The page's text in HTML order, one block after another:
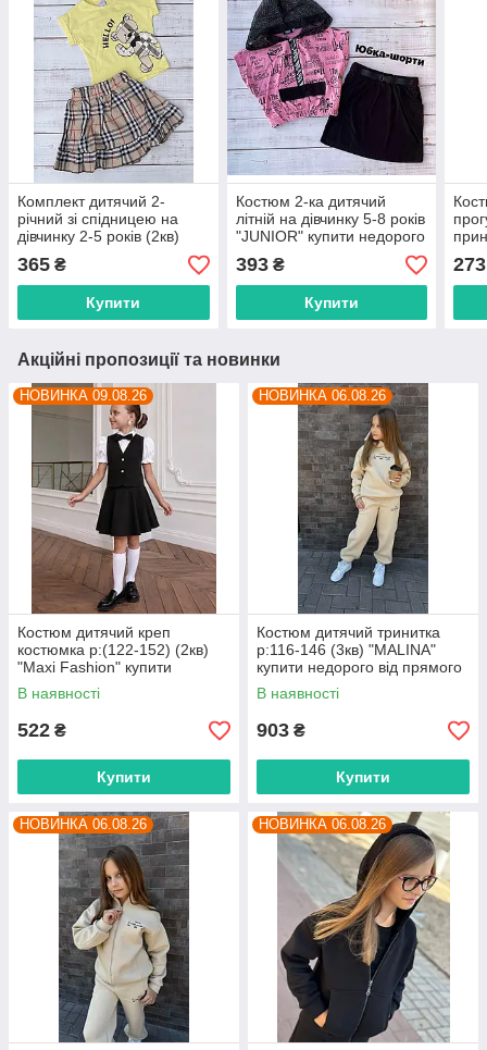
Комплект дитячий 2-
річний зі спідницею на
дівчинку 2-5 років (2кв)
"JUNIOR" купити недорого
від прямого
постачальника
365 ₴
Купити
Костюм 2-ка дитячий
літній на дівчинку 5-8 років
"JUNIOR" купити недорого
постачальника
393₴
Купити
273
Акційні пропозиції та новинки
НОВИНКА 09.08.26
Костюм дитячий креп
костюмка р:(122-152) (2кв)
"Maxi Fashion" купити
недорого від прямого
постачальника
В наявності
522 ₴
Купити
НОВИНКА 06.08.26
Костюм дитячий тринитка
р:116-146 (3кв) "MALINA"
купити недорого від прямого
постачальника
В наявності
903 ₴
Купити
НОВИНКА 06.08.26 НОВИНКА 06.08.26